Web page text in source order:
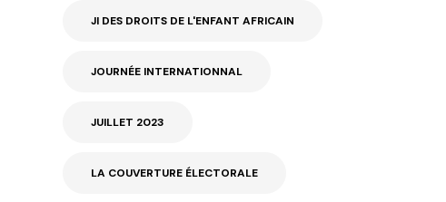
JI DES DROITS DE L'ENFANT AFRICAIN
JOURNÉE INTERNATIONNAL
JUILLET 2023
LA COUVERTURE ÉLECTORALE